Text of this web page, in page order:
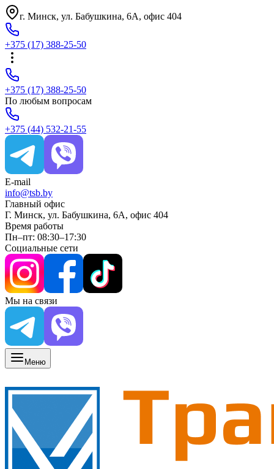
г. Минск, ул. Бабушкина, 6A, офис 404
+375 (17) 388-25-50
+375 (17) 388-25-50
По любым вопросам
+375 (44) 532-21-55
E-mail
info@tsb.by
Главный офис
Г. Минск, ул. Бабушкина, 6A, офис 404
Время работы
Пн–пт: 08:30–17:30
Социальные сети
Мы на связи
Меню